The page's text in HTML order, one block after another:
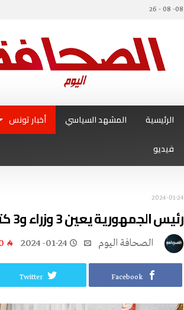
08- 08 - 26
الرئيسية المشهد السياسي أخبار تونس
فيديو
2024-01-24
رئيس الجمهورية يعين 3 وزراء و3 كتاب دولة جدد في الحكومة
2024-01-24
Facebook
Twitter